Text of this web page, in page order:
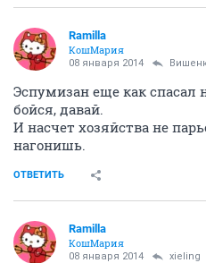
Ramilla
КошМария
08 января 2014
Эспумизан еще как спасал
бойся, давай.
И насчет хозяйства не
нагонишь.
ОТВЕТИТЬ
Ramilla
КошМария
08 января 2014 xieling